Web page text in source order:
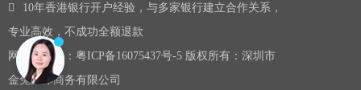
10年香港银行开户经验，与多家银行建立合作关系，
专业高效，不成功全额退款
网站备案号： 粤ICP备16075437号-5 版权所有：深圳市
金兔国际商务有限公司